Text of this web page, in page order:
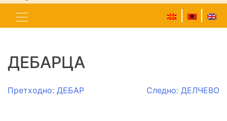
ДЕБАРЦА
Навигација
Претходно: ДЕБАР Следно: ДЕЛЧЕВО